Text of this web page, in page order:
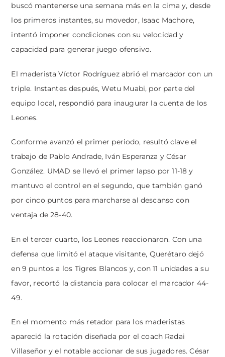
buscó mantenerse una semana más en la cima y, desde
los primeros instantes, su movedor, Isaac Machore,
intentó imponer condiciones con su velocidad y
capacidad para generar juego ofensivo.
El maderista Víctor Rodríguez abrió el marcador con un
triple. Instantes después, Wetu Muabi, por parte del
equipo local, respondió para inaugurar la cuenta de los
Leones.
Conforme avanzó el primer periodo, resultó clave el
trabajo de Pablo Andrade, Iván Esperanza y César
González. UMAD se llevó el primer lapso por 11-18 y
mantuvo el control en el segundo, que también ganó
por cinco puntos para marcharse al descanso con
ventaja de 28-40.
En el tercer cuarto, los Leones reaccionaron. Con una
defensa que limitó el ataque visitante, Querétaro dejó
en 9 puntos a los Tigres Blancos y, con 11 unidades a su
favor, recortó la distancia para colocar el marcador 44-
49.
En el momento más retador para los maderistas
apareció la rotación diseñada por el coach Radai
Villaseñor y el notable accionar de sus jugadores. César